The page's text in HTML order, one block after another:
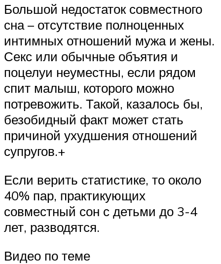
Большой недостаток совместного
сна – отсутствие полноценных
интимных отношений мужа и жены.
Секс или обычные объятия и
поцелуи неуместны, если рядом
спит малыш, которого можно
потревожить. Такой, казалось бы,
безобидный факт может стать
причиной ухудшения отношений
супругов.+
Если верить статистике, то около
40% пар, практикующих
совместный сон с детьми до 3-4
лет, разводятся.
Видео по теме